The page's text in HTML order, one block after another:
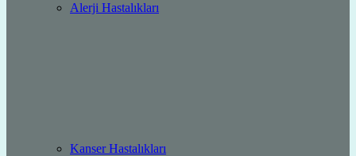
Alerji Hastalıkları
Kanser Hastalıkları